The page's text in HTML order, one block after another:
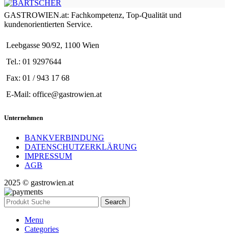
GASTROWIEN.at: Fachkompetenz, Top-Qualität und
kundenorientierten Service.
Leebgasse 90/92, 1100 Wien
Tel.: 01 9297644
Fax: 01 / 943 17 68
E-Mail: office@gastrowien.at
Unternehmen
BANKVERBINDUNG
DATENSCHUTZERKLÄRUNG
IMPRESSUM
AGB
2025 © gastrowien.at
Search
Menu
Categories